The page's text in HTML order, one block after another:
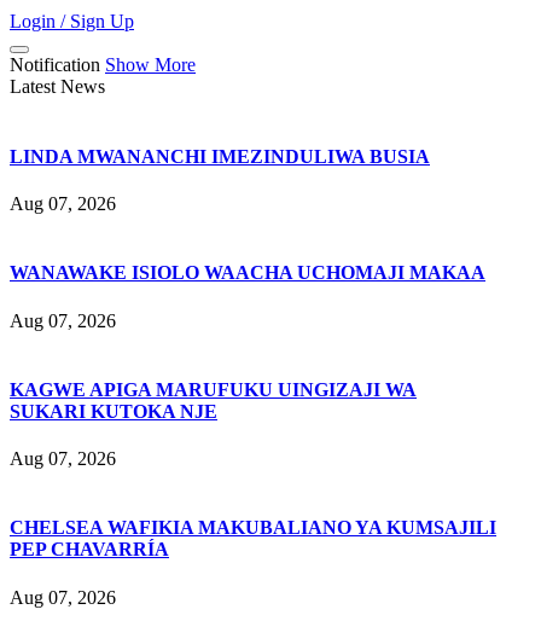
Login / Sign Up
Notification Show More
Latest News
LINDA MWANANCHI IMEZINDULIWA BUSIA
Aug 07, 2026
WANAWAKE ISIOLO WAACHA UCHOMAJI MAKAA
Aug 07, 2026
KAGWE APIGA MARUFUKU UINGIZAJI WA
SUKARI KUTOKA NJE
Aug 07, 2026
CHELSEA WAFIKIA MAKUBALIANO YA KUMSAJILI
PEP CHAVARRÍA
Aug 07, 2026